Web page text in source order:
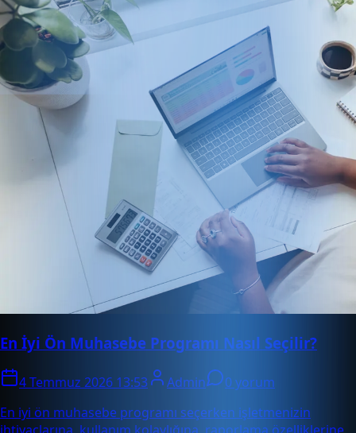
En İyi Ön Muhasebe Programı Nasıl Seçilir?
4 Temmuz 2026 13:53 Admin
0 yorum
En iyi ön muhasebe programı seçerken işletmenizin